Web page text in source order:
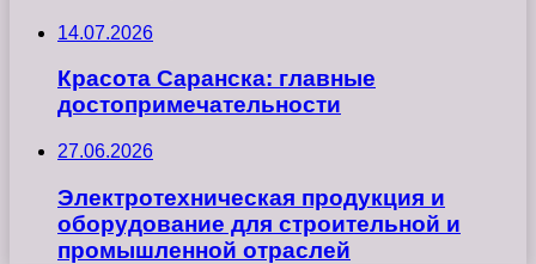
14.07.2026
Красота Саранска: главные
достопримечательности
27.06.2026
Электротехническая продукция и
оборудование для строительной и
промышленной отраслей